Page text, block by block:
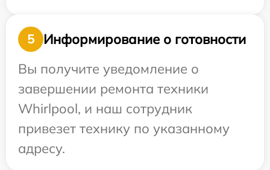
5
Информирование о готовности
Вы получите уведомление о
завершении ремонта техники
Whirlpool, и наш сотрудник
привезет технику по указанному
адресу.